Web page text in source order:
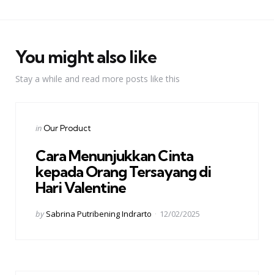
You might also like
Stay a while and read more posts like this
Categories
Posted
in Our Product
Cara Menunjukkan Cinta
kepada Orang Tersayang di
Hari Valentine
Posted
by Sabrina Putribening Indrarto 12/02/2025